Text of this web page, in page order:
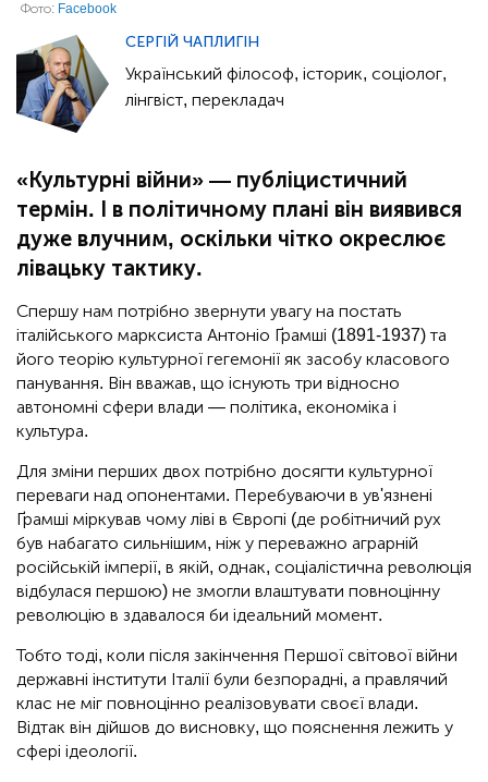
Фото: Facebook
«Культурні війни» — публіцистичний
термін. І в політичному плані він виявився
дуже влучним, оскільки чітко окреслює
лівацьку тактику.
СЕРГІЙ ЧАПЛИГІН
Український філософ, історик, соціолог,
лінгвіст, перекладач
Спершу нам потрібно звернути увагу на постать
італійського марксиста Антоніо Ґрамші (1891-1937) та
його теорію культурної гегемонії як засобу класового
панування. Він вважав, що існують три відносно
автономні сфери влади — політика, економіка і
культура.
Для зміни перших двох потрібно досягти культурної
переваги над опонентами. Перебуваючи в ув'язнені
Ґрамші міркував чому ліві в Європі (де робітничий рух
був набагато сильнішим, ніж у переважно аграрній
російській імперії, в якій, однак, соціалістична революція
відбулася першою) не змогли влаштувати повноцінну
революцію в здавалося би ідеальний момент.
Тобто тоді, коли після закінчення Першої світової війни
державні інститути Італії були безпорадні, а правлячий
клас не міг повноцінно реалізовувати своєї влади.
Відтак він дійшов до висновку, що пояснення лежить у
сфері ідеології.